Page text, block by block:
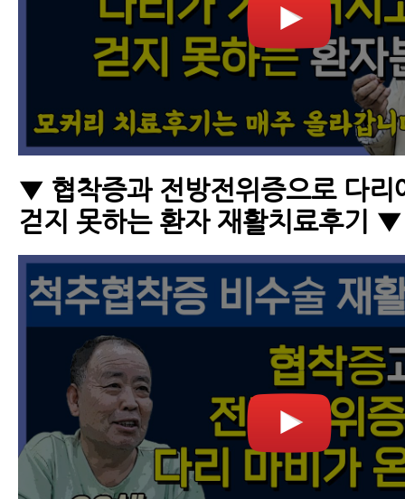
▼ 협착증과 전방전위증으로 다리
걷지 못하는 환자 재활치료후기 ▼